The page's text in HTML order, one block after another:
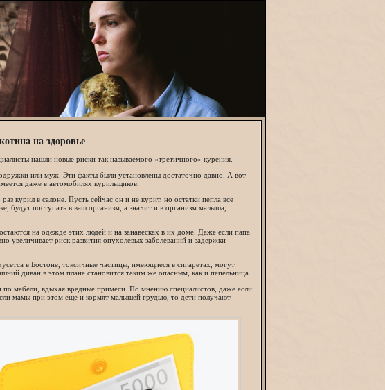
на здоровье
нашли новые риски так называемого «третичного» курения.
или муж. Эти факты были установлены достаточно давно. А вот
даже в автомобилях курильщиков.
курил в салоне. Пусть сейчас он и не курит, но остатки пепла все
будут поступать в ваш организм, а значит и в организм малыша,
на одежде этих людей и на занавесках в их доме. Даже если папа
увеличивает риск развития опухолевых заболеваний и задержки
в Бостоне, токсичные частицы, имеющиеся в сигаретах, могут
диван в этом плане становится таким же опасным, как и пепельница.
по мебели, вдыхая вредные примеси. По мнению специалистов, даже если
мамы при этом еще и кормят малышей грудью, то дети получают